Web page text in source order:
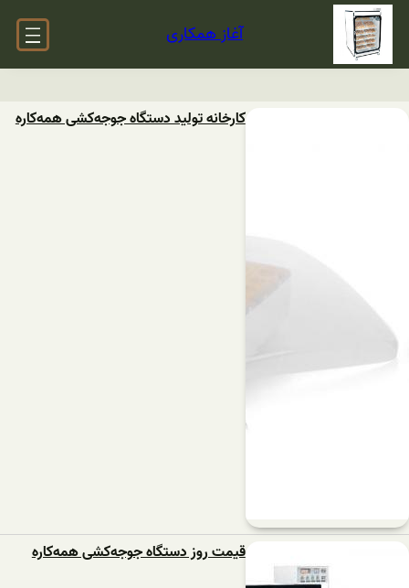
آغاز همکاری
کارخانه تولید دستگاه‌ جوجه‌کشی ‌همه‌کاره
قیمت روز دستگاه‌ جوجه‌کشی ‌همه‌کاره